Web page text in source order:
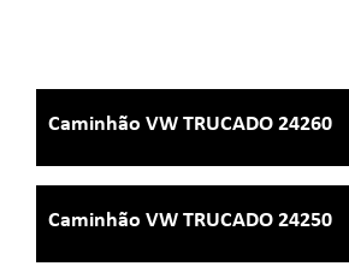
Caminhão VW TRUCADO 24260
Caminhão VW TRUCADO 24250